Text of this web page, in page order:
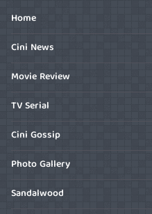
Home
Cini News
Movie Review
TV Serial
Cini Gossip
Photo Gallery
Sandalwood